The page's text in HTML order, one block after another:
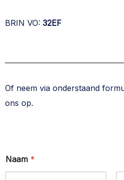
BRIN VO: 32EF
Of neem via onderstaand
ons op.
Naam *